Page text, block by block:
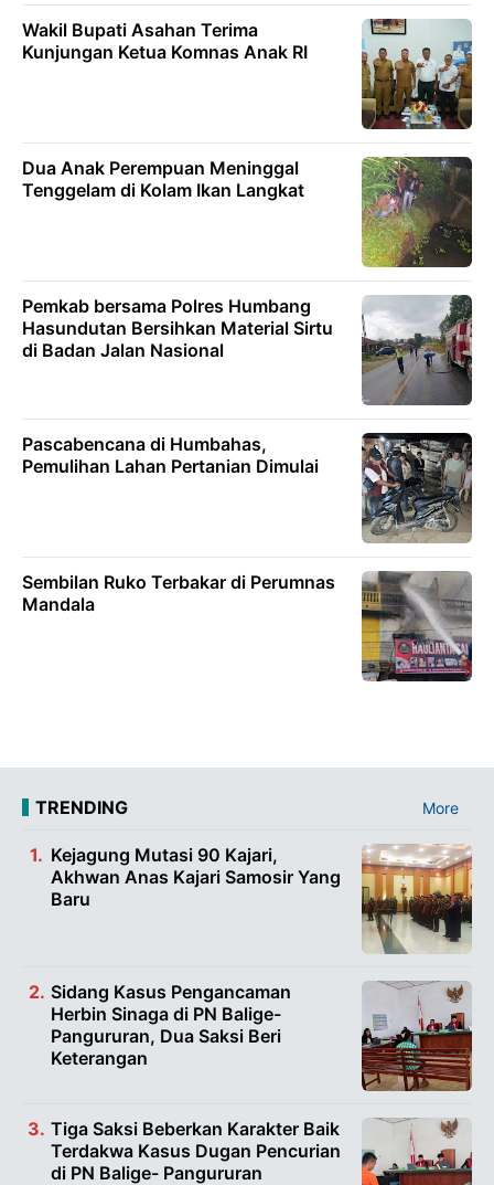
Wakil Bupati Asahan Terima
Kunjungan Ketua Komnas Anak RI
Dua Anak Perempuan Meninggal
Tenggelam di Kolam Ikan Langkat
Pemkab bersama Polres Humbang
Hasundutan Bersihkan Material Sirtu
di Badan Jalan Nasional
Pascabencana di Humbahas,
Pemulihan Lahan Pertanian Dimulai
Sembilan Ruko Terbakar di Perumnas
Mandala
TRENDING More
Kejagung Mutasi 90 Kajari,
Akhwan Anas Kajari Samosir Yang
Baru
Sidang Kasus Pengancaman
Herbin Sinaga di PN Balige-
Pangururan, Dua Saksi Beri
Keterangan
Tiga Saksi Beberkan Karakter Baik
Terdakwa Kasus Dugan Pencurian
di PN Balige- Pangururan